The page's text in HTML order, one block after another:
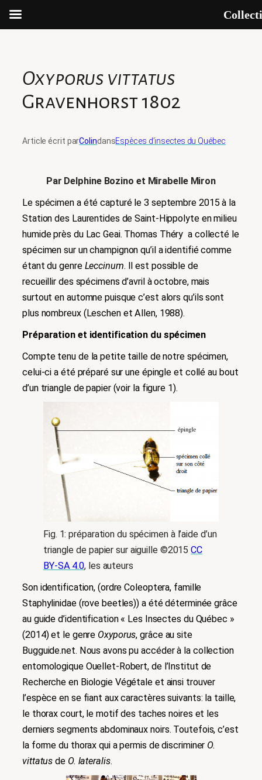
Oxyporus vittatus
Gravenhorst 1802
Article écrit parColindansEspèces d’insectes du Québec
Par Delphine Bozino et Mirabelle Miron
Le spécimen a été capturé le 3 septembre 2015 à la
Station des Laurentides de Saint-Hippolyte en milieu
humide près du Lac Geai. Thomas Théry a collecté le
spécimen sur un champignon qu’il a identifié comme
étant du genreLeccinum. Il est possible de
recueillir des spécimens d’avril à octobre, mais
surtout en automne puisque c’est alors qu’ils sont
plus nombreux (Leschen et Allen, 1988).
Préparation et identification du spécimen
Compte tenu de la petite taille de notre spécimen,
celui-ci a été préparé sur une épingle et collé au bout
d’un triangle de papier (voir la figure 1).
Fig. 1: préparation du spécimen à l’aide d’un
triangle de papier sur aiguille ©2015CC
BY-SA 4.0, les auteurs
Son identification, (ordre Coleoptera, famille
Staphylinidae (rove beetles)) a été déterminée grâce
au guide d’identification « Les Insectes du Québec »
(2014) et le genre Oxyporus, grâce au site
Bugguide.net. Nous avons pu accéder à la collection
entomologique Ouellet-Robert, de l’Institut de
Recherche en Biologie Végétale et ainsi trouver
l’espèce en se fiant aux caractères suivants: la taille,
le thorax court, le motif des taches noires et les
derniers segments abdominaux noirs. Toutefois, c’est
la forme du thorax qui a permis de discriminer O.
vittatusde O. lateralis.